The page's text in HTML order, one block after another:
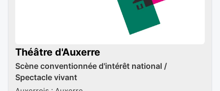
Théâtre d'Auxerre
Scène conventionnée d'intérêt national /
Spectacle vivant